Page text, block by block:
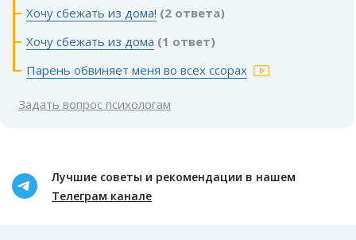
Хочу сбежать из дома! (2 ответа)
Хочу сбежать из дома (1 ответ)
Парень обвиняет меня во всех ссорах
Задать вопрос психологам
Лучшие советы и рекомендации в нашем
Телеграм канале